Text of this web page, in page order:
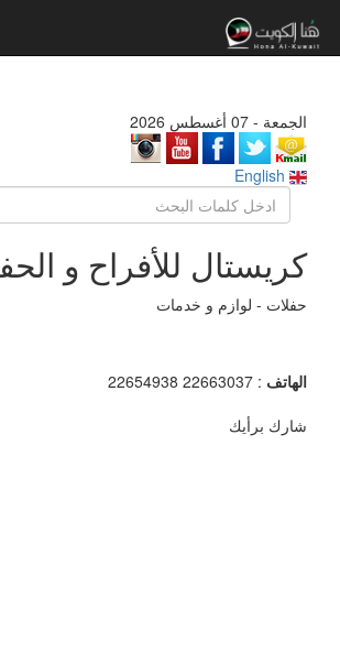
الجمعة - 07 أغسطس 2026
كريستال للأفراح و
حفلات - لوازم و خدمات
الهاتف : 22663037 22654938
شارك برأيك